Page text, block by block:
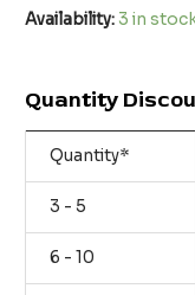
Availability: 3 in
Quantity
Quantity*
3 - 5
6 - 10